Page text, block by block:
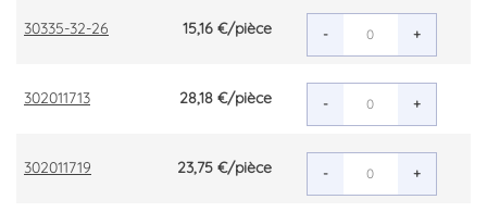
30335-32-26 15,16 €/pièce - +
302011713 28,18 €/pièce - +
302011719 23,75 €/pièce - +